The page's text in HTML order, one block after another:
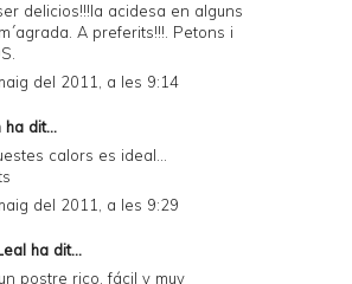
delicios!!!la acidesa en alguns
A preferits!!!. Petons i
del 2011, a les 9:14
ha dit...
calors es ideal...
del 2011, a les 9:29
ha dit...
postre rico, fácil y muy